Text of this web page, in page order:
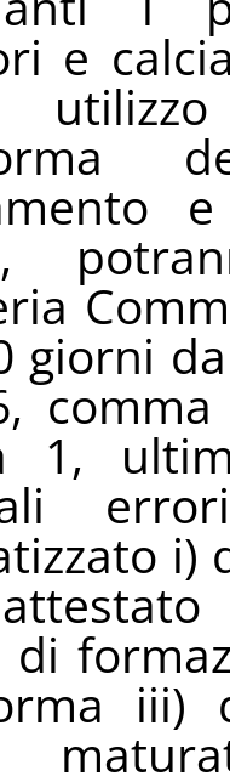
e
giorni
1,
i)
di
iii)